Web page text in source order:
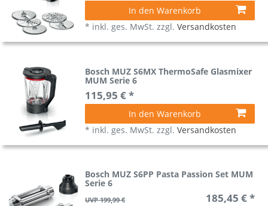
In den Warenkorb
* inkl. ges. MwSt. zzgl.Versandkosten
Bosch MUZ S6MX ThermoSafe Glasmixer
MUM Serie 6
115,95 € *
In den Warenkorb
* inkl. ges. MwSt. zzgl.Versandkosten
Bosch MUZ S6PP Pasta Passion Set MUM
Serie 6
UVP 199,99 € 185,45 € *